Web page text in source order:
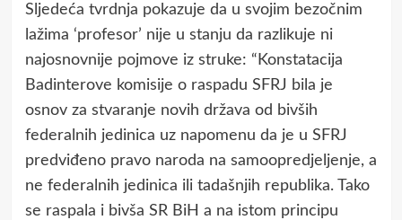
Sljedeća tvrdnja pokazuje da u svojim bezočnim
lažima ‘profesor’ nije u stanju da razlikuje ni
najosnovnije pojmove iz struke: “Konstataciјa
Badinterove komisiјe o raspadu SFRЈ bila јe
osnov za stvaranje novih država od bivših
federalnih јedinica uz napomenu da јe u SFRЈ
predviđeno pravo naroda na samoopredјeljenje, a
ne federalnih јedinica ili tadašnjih republika. Tako
se raspala i bivša SR BiH a na istom principu